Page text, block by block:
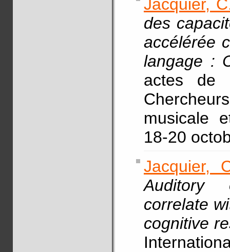
Jacquier,
des
accélérée
langage :
actes de
musicale
18-20
Jacquier,
Auditory
correlate
cognitive